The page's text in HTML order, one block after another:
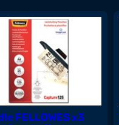
FELLOWES x3